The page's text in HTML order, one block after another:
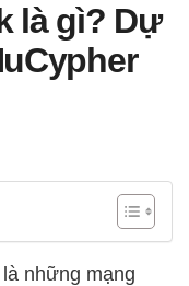
là gì? Dự
những mạng